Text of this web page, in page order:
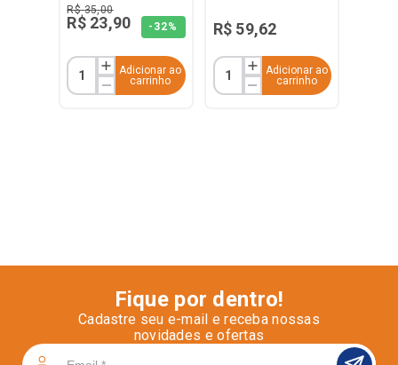
R$ 35,00
R$ 23,90 - 32%
Adicionar ao
carrinho
R$ 59,62
Adicionar ao
carrinho
Fique por dentro!
Cadastre seu e-mail e receba nossas
novidades e ofertas